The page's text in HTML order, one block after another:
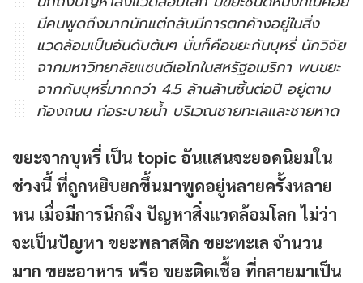
มีคนพูดถึงมากนักแต่กลับมีการตกค้างอยู่ในสิ่ง
แวดล้อมเป็นอันดับต้นๆ นั่นก็คือขยะก้นบุหรี่ นักวิจัย
จากมหาวิทยาลัยแซนดีเอโกในสหรัฐอเมริกา พบขยะ
จากก้นบุหรี่มากกว่า 4.5 ล้านล้านชิ้นต่อปี อยู่ตาม
ท้องถนน ท่อระบายน้ำ บริเวณชายทะเลและชายหาด
ขยะจากบุหรี่ เป็น topic อันแสนจะยอดนิยมใน
ช่วงนี้ ที่ถูกหยิบยกขึ้นมาพูดอยู่หลายครั้งหลาย
หน เมื่อมีการนึกถึง ปัญหาสิ่งแวดล้อมโลก ไม่ว่า
จะเป็นปัญหา ขยะพลาสติก ขยะทะเล จำนวน
มาก ขยะอาหาร หรือ ขยะติดเชื้อ ที่กลายมาเป็น